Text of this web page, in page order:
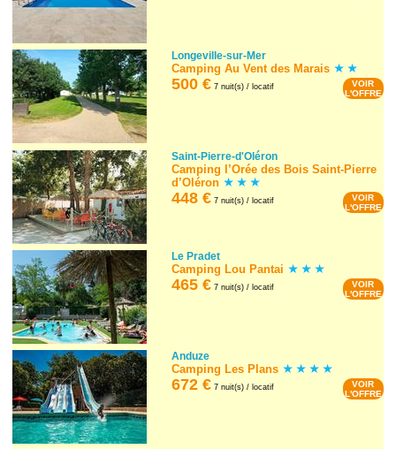
Longeville-sur-Mer
Camping Au Vent des Marais
500 € 7 nuit(s) / locatif
VOIR
L'OFFRE
Saint-Pierre-d'Oléron
Camping l’Orée des Bois Saint-Pierre
d’Oléron
448 € 7 nuit(s) / locatif
VOIR
L'OFFRE
Le Pradet
Camping Lou Pantai
465 € 7 nuit(s) / locatif
VOIR
L'OFFRE
Anduze
Camping Les Plans
672 € 7 nuit(s) / locatif
VOIR
L'OFFRE